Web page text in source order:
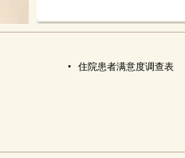
• 住院患者满意度调查表